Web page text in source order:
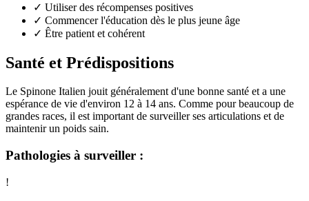
✓ Utiliser des récompenses positives
✓ Commencer l'éducation dès le plus jeune âge
✓ Être patient et cohérent
Santé et Prédispositions
Le Spinone Italien jouit généralement d'une bonne santé et a une
espérance de vie d'environ 12 à 14 ans. Comme pour beaucoup de
grandes races, il est important de surveiller ses articulations et de
maintenir un poids sain.
Pathologies à surveiller :
!